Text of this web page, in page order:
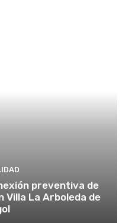
preventiva de
Villa La Arboleda de